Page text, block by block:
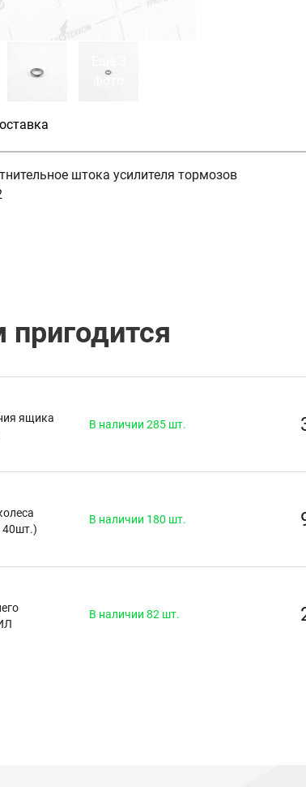
фото
штока усилителя тормозов
ящика
В наличии 285 шт.
40шт.)
В наличии 180 шт.
В наличии 82 шт.